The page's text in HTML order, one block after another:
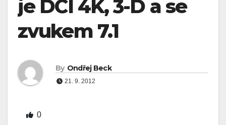
je DCI 4K, 3-D a se
zvukem 7.1
By Ondřej Beck
21. 9. 2012
0